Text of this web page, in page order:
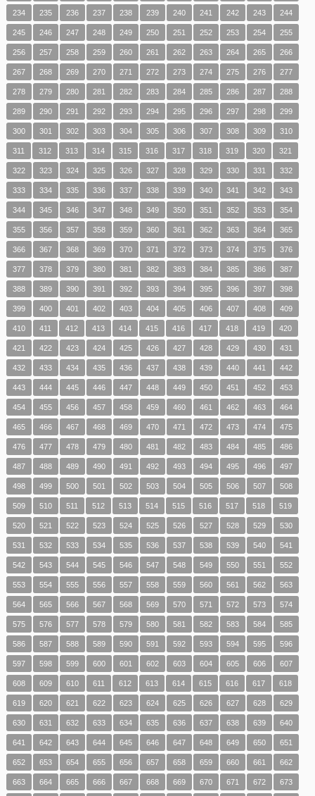
234 235 236 237 238 239 240 241 242 243 244
245 246 247 248 249 250 251 252 253 254 255
256 257 258 259 260 261 262 263 264 265 266
267 268 269 270 271 272 273 274 275 276 277
278 279 280 281 282 283 284 285 286 287 288
289 290 291 292 293 294 295 296 297 298 299
300 301 302 303 304 305 306 307 308 309 310
311 312 313 314 315 316 317 318 319 320 321
322 323 324 325 326 327 328 329 330 331 332
333 334 335 336 337 338 339 340 341 342 343
344 345 346 347 348 349 350 351 352 353 354
355 356 357 358 359 360 361 362 363 364 365
366 367 368 369 370 371 372 373 374 375 376
377 378 379 380 381 382 383 384 385 386 387
388 389 390 391 392 393 394 395 396 397 398
399 400 401 402 403 404 405 406 407 408 409
410 411 412 413 414 415 416 417 418 419 420
421 422 423 424 425 426 427 428 429 430 431
432 433 434 435 436 437 438 439 440 441 442
443 444 445 446 447 448 449 450 451 452 453
454 455 456 457 458 459 460 461 462 463 464
465 466 467 468 469 470 471 472 473 474 475
476 477 478 479 480 481 482 483 484 485 486
487 488 489 490 491 492 493 494 495 496 497
498 499 500 501 502 503 504 505 506 507 508
509 510 511 512 513 514 515 516 517 518 519
520 521 522 523 524 525 526 527 528 529 530
531 532 533 534 535 536 537 538 539 540 541
542 543 544 545 546 547 548 549 550 551 552
553 554 555 556 557 558 559 560 561 562 563
564 565 566 567 568 569 570 571 572 573 574
575 576 577 578 579 580 581 582 583 584 585
586 587 588 589 590 591 592 593 594 595 596
597 598 599 600 601 602 603 604 605 606 607
608 609 610 611 612 613 614 615 616 617 618
619 620 621 622 623 624 625 626 627 628 629
630 631 632 633 634 635 636 637 638 639 640
641 642 643 644 645 646 647 648 649 650 651
652 653 654 655 656 657 658 659 660 661 662
663 664 665 666 667 668 669 670 671 672 673